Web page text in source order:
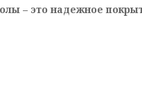
– это надежное